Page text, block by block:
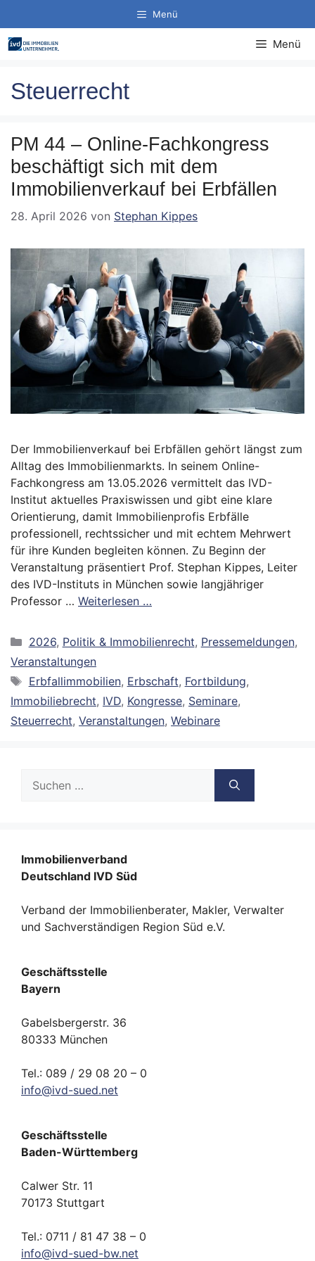
Inhalt
springen
Menü
Menü
Steuerrecht
PM 44 – Online-Fachkongress
beschäftigt sich mit dem
Immobilienverkauf bei Erbfällen
28. April 2026 von Stephan Kippes
Der Immobilienverkauf bei Erbfällen gehört längst zum
Alltag des Immobilienmarkts. In seinem Online-
Fachkongress am 13.05.2026 vermittelt das IVD-
Institut aktuelles Praxiswissen und gibt eine klare
Orientierung, damit Immobilienprofis Erbfälle
professionell, rechtssicher und mit echtem Mehrwert
für ihre Kunden begleiten können. Zu Beginn der
Veranstaltung präsentiert Prof. Stephan Kippes, Leiter
des IVD-Instituts in München sowie langjähriger
Professor … Weiterlesen …
Kategorien
2026, Politik & Immobilienrecht, Pressemeldungen,
Veranstaltungen
Schlagwörter
Erbfallimmobilien, Erbschaft, Fortbildung,
Immobiliebrecht, IVD, Kongresse, Seminare,
Steuerrecht, Veranstaltungen, Webinare
nach:
Immobilienverband
Deutschland IVD Süd
Verband der Immobilienberater, Makler, Verwalter
und Sachverständigen Region Süd e.V.
Geschäftsstelle
Bayern
Gabelsbergerstr. 36
80333 München
Tel.: 089 / 29 08 20 – 0
info@ivd-sued.net
Geschäftsstelle
Baden-Württemberg
Calwer Str. 11
70173 Stuttgart
Tel.: 0711 / 81 47 38 – 0
info@ivd-sued-bw.net